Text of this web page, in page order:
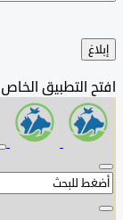
التطبيق الخاص بك